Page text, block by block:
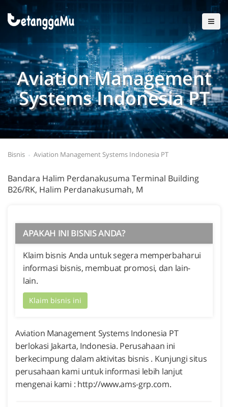
Aviation Management
Systems Indonesia PT
Bisnis Aviation Management Systems Indonesia PT
Bandara Halim Perdanakusuma Terminal Building
B26/RK, Halim Perdanakusumah, M
APAKAH INI BISNIS ANDA?
Klaim bisnis Anda untuk segera memperbaharui
informasi bisnis, membuat promosi, dan lain-
lain.
Klaim bisnis ini
Aviation Management Systems Indonesia PT
berlokasi Jakarta, Indonesia. Perusahaan ini
berkecimpung dalam aktivitas bisnis . Kunjungi situs
perusahaan kami untuk informasi lebih lanjut
mengenai kami : http://www.ams-grp.com.